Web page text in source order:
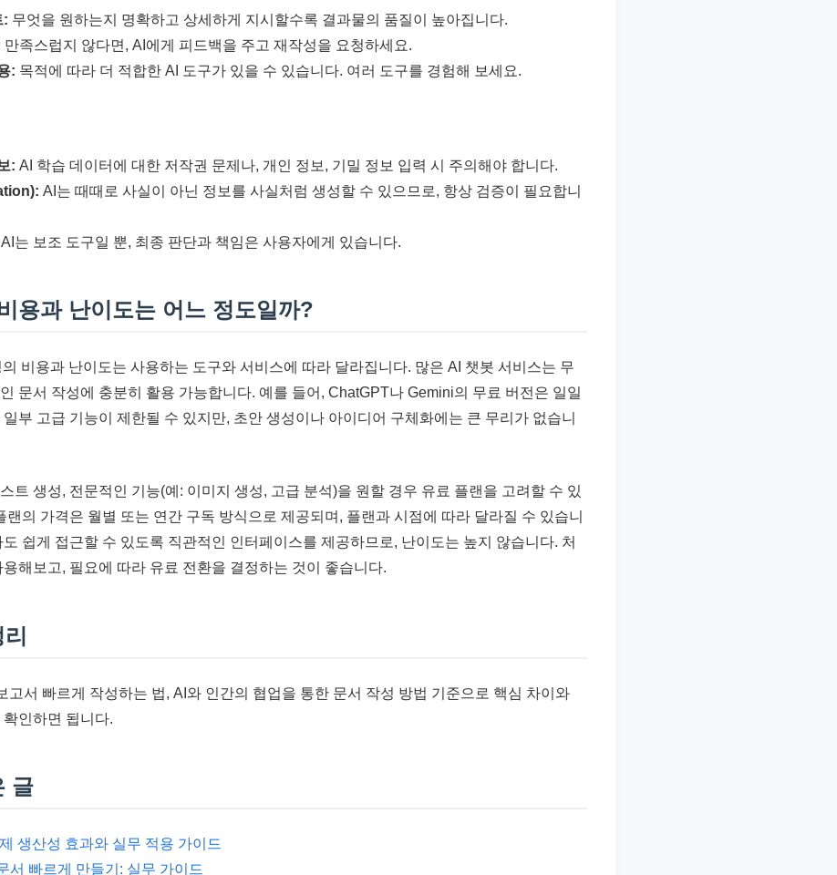
: 무엇을 원하는지 명확하고 상세하게 지시할수록 결과물의 품질이 높아집니다.
만족스럽지 않다면, AI에게 피드백을 주고 재작성을 요청하세요.
: 목적에 따라 더 적합한 AI 도구가 있을 수 있습니다. 여러 도구를 경험해 보세요.
: AI 학습 데이터에 대한 저작권 문제나, 개인 정보, 기밀 정보 입력 시 주의해야 합니다.
AI는 때때로 사실이 아닌 정보를 사실처럼 생성할 수 있으므로, 항상 검증이 필요합니
AI는 보조 도구일 뿐, 최종 판단과 책임은 사용자에게 있습니다.
용과 난이도는 어느 정도일까?
비용과 난이도는 사용하는 도구와 서비스에 따라 달라집니다. 많은 AI 챗봇 서비스는 무
문서 작성에 충분히 활용 가능합니다. 예를 들어, ChatGPT나 Gemini의 무료 버전은 일일
부 고급 기능이 제한될 수 있지만, 초안 생성이나 아이디어 구체화에는 큰 무리가 없습니
트 생성, 전문적인 기능(예: 이미지 생성, 고급 분석)을 원할 경우 유료 플랜을 고려할 수 있
랜의 가격은 월별 또는 연간 구독 방식으로 제공되며, 플랜과 시점에 따라 달라질 수 있습니
쉽게 접근할 수 있도록 직관적인 인터페이스를 제공하므로, 난이도는 높지 않습니다. 처
해보고, 필요에 따라 유료 전환을 결정하는 것이 좋습니다.
고서 빠르게 작성하는 법, AI와 인간의 협업을 통한 문서 작성 방법 기준으로 핵심 차이와
인하면 됩니다.
글
생산성 효과와 실무 적용 가이드
서 빠르게 만들기: 실무 가이드